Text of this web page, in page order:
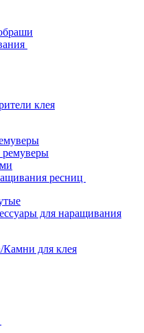
клея
ресниц
для наращивания
Камни для клея